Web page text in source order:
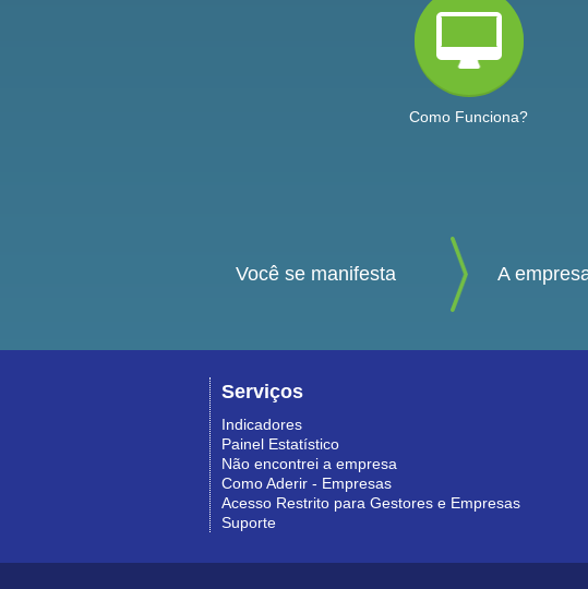
Como Funciona?
Você se manifesta A
Serviços
Indicadores
Painel Estatístico
Não encontrei a empresa
Como Aderir - Empresas
Acesso Restrito para Gestores e Empresas
Suporte